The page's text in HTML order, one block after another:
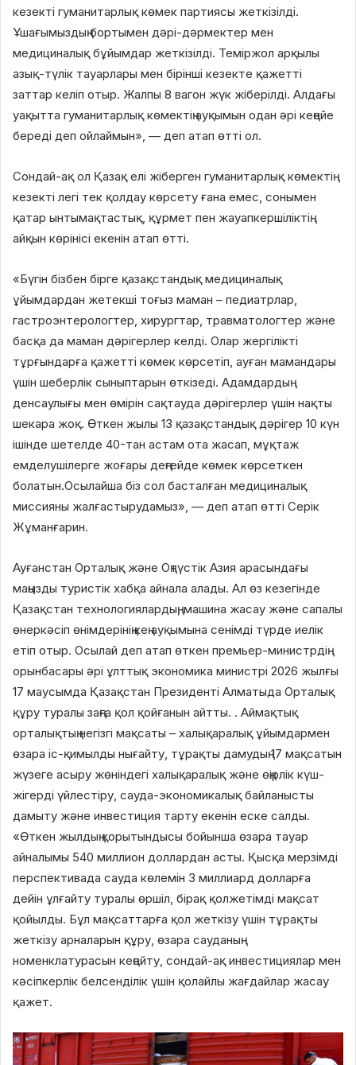
кезекті гуманитарлық көмек партиясы жеткізілді.
Ұшағымыздың бортымен дәрі-дәрмектер мен
медициналық бұйымдар жеткізілді. Теміржол арқылы
азық-түлік тауарлары мен бірінші кезекте қажетті
заттар келіп отыр. Жалпы 8 вагон жүк жіберілді. Алдағы
уақытта гуманитарлық көмектің ауқымын одан әрі кеңейе
береді деп ойлаймын», — деп атап өтті ол.
Сондай-ақ ол Қазақ елі жіберген гуманитарлық көмектің
кезекті легі тек қолдау көрсету ғана емес, сонымен
қатар ынтымақтастық, құрмет пен жауапкершіліктің
айқын көрінісі екенін атап өтті.
«Бүгін бізбен бірге қазақстандық медициналық
ұйымдардан жетекші тоғыз маман – педиатрлар,
гастроэнтерологтер, хирургтар, травматологтер және
басқа да маман дәрігерлер келді. Олар жергілікті
тұрғындарға қажетті көмек көрсетіп, ауған мамандары
үшін шеберлік сыныптарын өткізеді. Адамдардың
денсаулығы мен өмірін сақтауда дәрігерлер үшін нақты
шекара жоқ. Өткен жылы 13 қазақстандық дәрігер 10 күн
ішінде шетелде 40-тан астам ота жасап, мұқтаж
емделушілерге жоғары деңгейде көмек көрсеткен
болатын.Осылайша біз сол басталған медициналық
миссияны жалғастырудамыз», — деп атап өтті Серік
Жұманғарин.
Ауғанстан Орталық және Оңтүстік Азия арасындағы
маңызды туристік хабқа айнала алады. Ал өз кезегінде
Қазақстан технологиялардың, машина жасау және сапалы
өнеркәсіп өнімдерінің кең ауқымына сенімді түрде иелік
етіп отыр. Осылай деп атап өткен премьер-министрдің
орынбасары әрі ұлттық экономика министрі 2026 жылғы
17 маусымда Қазақстан Президенті Алматыда Орталық
құру туралы заңға қол қойғанын айтты. . Аймақтық
орталықтың негізгі мақсаты – халықаралық ұйымдармен
өзара іс-қимылды нығайту, тұрақты дамудың 17 мақсатын
жүзеге асыру жөніндегі халықаралық және өңірлік күш-
жігерді үйлестіру, сауда-экономикалық байланысты
дамыту және инвестиция тарту екенін еске салды.
«Өткен жылдың қорытындысы бойынша өзара тауар
айналымы 540 миллион доллардан асты. Қысқа мерзімді
перспективада сауда көлемін 3 миллиард долларға
дейін ұлғайту туралы өршіл, бірақ қолжетімді мақсат
қойылды. Бұл мақсаттарға қол жеткізу үшін тұрақты
жеткізу арналарын құру, өзара сауданың
номенклатурасын кеңейту, сондай-ақ инвестициялар мен
кәсіпкерлік белсенділік үшін қолайлы жағдайлар жасау
қажет.